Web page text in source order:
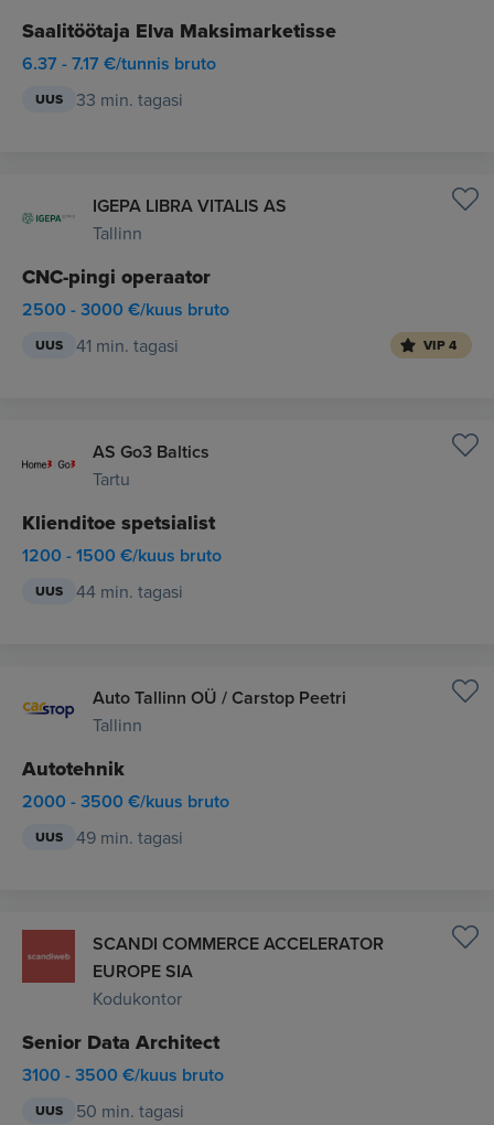
Saalitöötaja Elva Maksimarketisse
6.37 - 7.17 €/tunnis bruto
UUS 33 min. tagasi
IGEPA LIBRA VITALIS AS
Tallinn
CNC-pingi operaator
2500 - 3000 €/kuus bruto
UUS 41 min. tagasi VIP 4
AS Go3 Baltics
Tartu
Klienditoe spetsialist
1200 - 1500 €/kuus bruto
UUS 44 min. tagasi
Auto Tallinn OÜ / Carstop Peetri
Tallinn
Autotehnik
2000 - 3500 €/kuus bruto
UUS 49 min. tagasi
SCANDI COMMERCE ACCELERATOR
EUROPE SIA
Kodukontor
Senior Data Architect
3100 - 3500 €/kuus bruto
UUS 50 min. tagasi